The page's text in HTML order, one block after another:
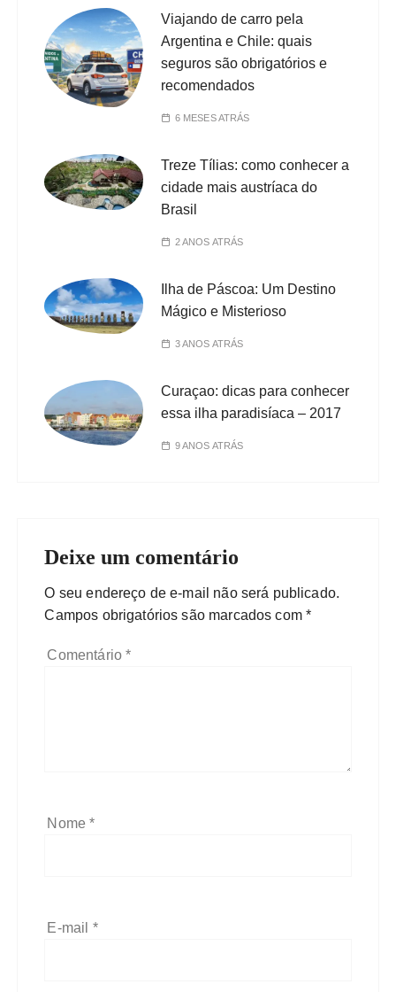
Viajando de carro pela
Argentina e Chile: quais
seguros são obrigatórios e
recomendados
6 MESES ATRÁS
Treze Tílias: como conhecer a
cidade mais austríaca do
Brasil
2 ANOS ATRÁS
Ilha de Páscoa: Um Destino
Mágico e Misterioso
3 ANOS ATRÁS
Curaçao: dicas para conhecer
essa ilha paradisíaca – 2017
9 ANOS ATRÁS
Deixe um comentário
O seu endereço de e-mail não será publicado.
Campos obrigatórios são marcados com*
Comentário*
Nome*
E-mail *